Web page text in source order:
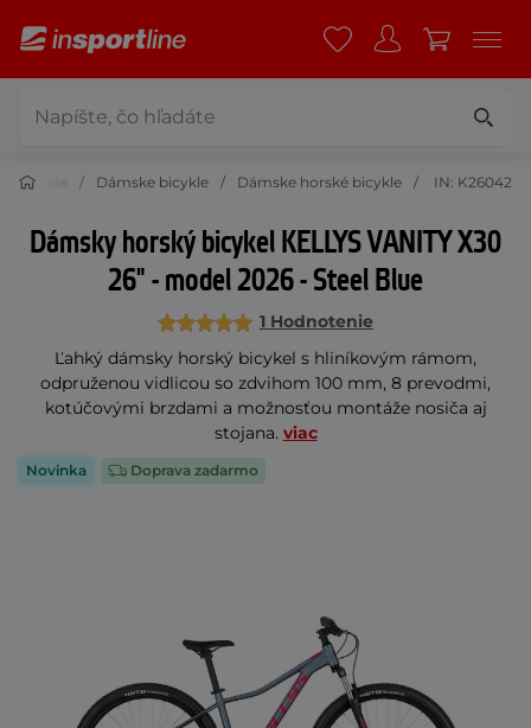
Bicykle Dámske bicykle Dámske horské bicykle IN: K26042
Dámsky horský bicykel KELLYS VANITY X30
26" - model 2026 - Steel Blue
1 Hodnotenie
Ľahký dámsky horský bicykel s hliníkovým rámom,
odpruženou vidlicou so zdvihom 100 mm, 8 prevodmi,
kotúčovými brzdami a možnosťou montáže nosiča aj
stojana. viac
Novinka Doprava zadarmo